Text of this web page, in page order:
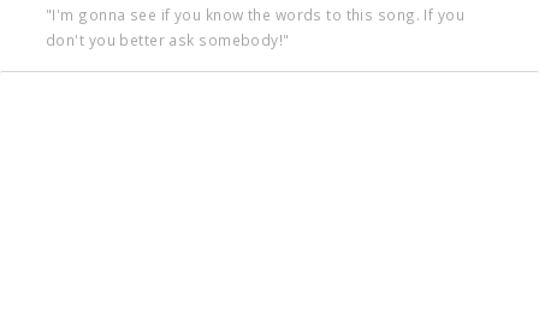
"I'm gonna see if you know the words to this song. If you
don't you better ask somebody!"